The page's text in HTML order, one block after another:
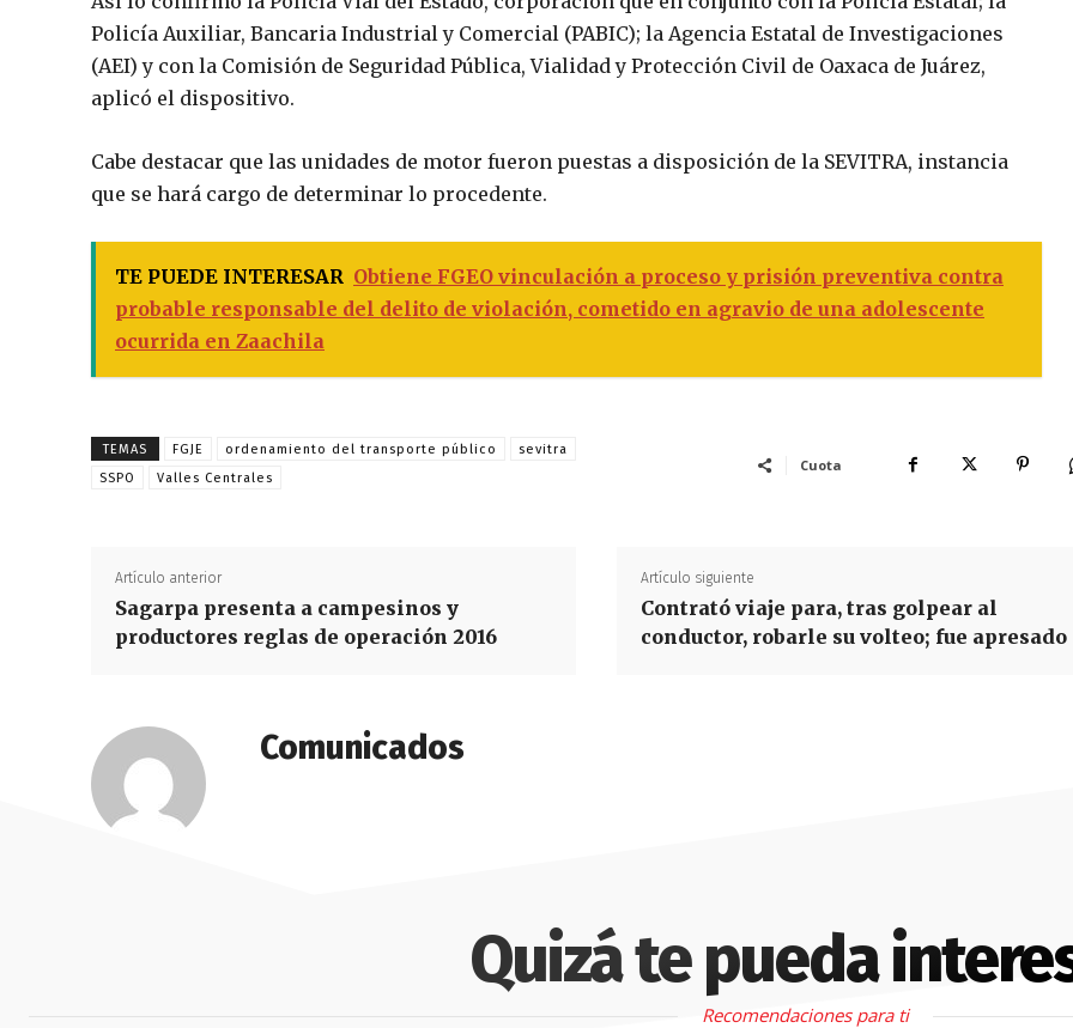
Policía Auxiliar, Bancaria Industrial y Comercial (PABIC); la Agencia Estatal de Investigaciones
(AEI) y con la Comisión de Seguridad Pública, Vialidad y Protección Civil de Oaxaca de Juárez,
aplicó el dispositivo.
Cabe destacar que las unidades de motor fueron puestas a disposición de la SEVITRA, instancia
que se hará cargo de determinar lo procedente.
TE PUEDE INTERESAR Obtiene FGEO vinculación a proceso y prisión preventiva contra
probable responsable del delito de violación, cometido en agravio de una adolescente
ocurrida en Zaachila
TEMAS FGJE ordenamiento del transporte público
sevitra
SSPO
Valles Centrales
Cuota
Artículo anterior
Sagarpa presenta a campesinos y
productores reglas de operación 2016
Artículo siguiente
Contrató viaje para, tras golpear al
conductor, robarle su volteo; fue apresado
Comunicados
Quizá te pueda
Recomendaciones para ti